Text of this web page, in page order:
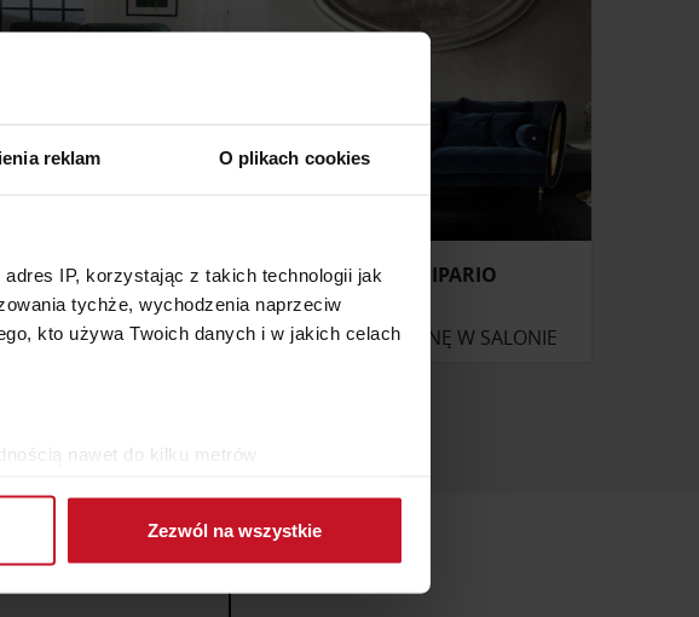
reklam O plikach cookies
IP, korzystając z takich technologii jak
tychże, wychodzenia naprzeciw
kto używa Twoich danych i w jakich celach
nawet do kilku metrów
oraz ustaw własne preferencje w
Zezwól na wszystkie
SOFA PIANO
O CENĘ W SALONIE
SOFA SIPARIO
ZAPYTAJ O CENĘ W SALONIE